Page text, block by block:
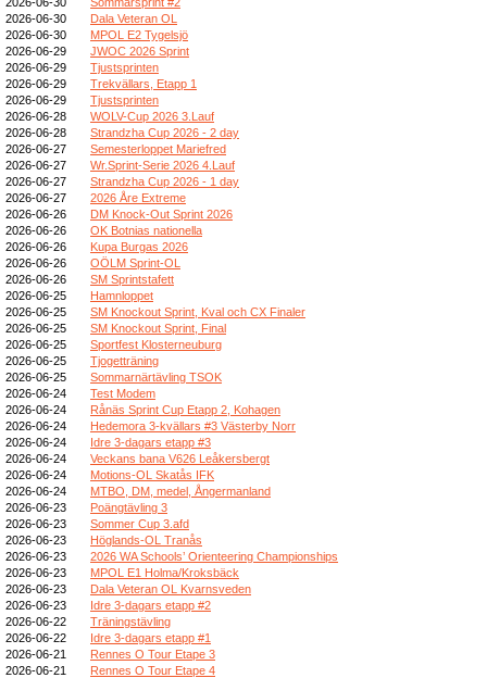
2026-06-30
Dala Veteran OL
2026-06-30
MPOL E2 Tygelsjö
2026-06-29
JWOC 2026 Sprint
2026-06-29
Tjustsprinten
2026-06-29
Trekvällars, Etapp 1
2026-06-29
Tjustsprinten
2026-06-28
WOLV-Cup 2026 3.Lauf
2026-06-28
Strandzha Cup 2026 - 2 day
2026-06-27
Semesterloppet Mariefred
2026-06-27
Wr.Sprint-Serie 2026 4.Lauf
2026-06-27
Strandzha Cup 2026 - 1 day
2026-06-27
2026 Åre Extreme
2026-06-26
DM Knock-Out Sprint 2026
2026-06-26
OK Botnias nationella
2026-06-26
Kupa Burgas 2026
2026-06-26
OÖLM Sprint-OL
2026-06-26
SM Sprintstafett
2026-06-25
Hamnloppet
2026-06-25
SM Knockout Sprint, Kval och CX Finaler
2026-06-25
SM Knockout Sprint, Final
2026-06-25
Sportfest Klosterneuburg
2026-06-25
Tjogetträning
2026-06-25
Sommarnärtävling TSOK
2026-06-24
Test Modem
2026-06-24
Rånäs Sprint Cup Etapp 2, Kohagen
2026-06-24
Hedemora 3-kvällars #3 Västerby Norr
2026-06-24
Idre 3-dagars etapp #3
2026-06-24
Veckans bana V626 Leåkersbergt
2026-06-24
Motions-OL Skatås IFK
2026-06-24
MTBO, DM, medel, Ångermanland
2026-06-23
Poängtävling 3
2026-06-23
Sommer Cup 3.afd
2026-06-23
Höglands-OL Tranås
2026-06-23
2026 WA Schools’ Orienteering Championships
2026-06-23
MPOL E1 Holma/Kroksbäck
2026-06-23
Dala Veteran OL Kvarnsveden
2026-06-23
Idre 3-dagars etapp #2
2026-06-22
Träningstävling
2026-06-22
Idre 3-dagars etapp #1
2026-06-21
Rennes O Tour Etape 3
2026-06-21
Rennes O Tour Etape 4